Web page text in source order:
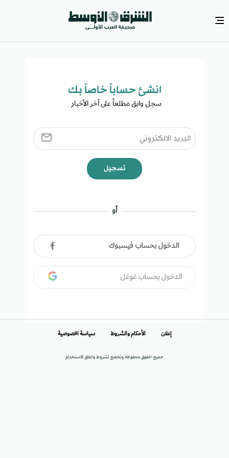
انشئ حساباً خاصاً بك​
سجل وابق مطلعاً على آخر الأخبار ​
تسجيل
أو
الدخول بحساب فيسبوك
الدخول بحساب غوغل
جميع الحقوق محفوظة وتخضع لشروط واتفاق الاستخدام
إعلان الأحكام والشروط سياسة الخصوصية